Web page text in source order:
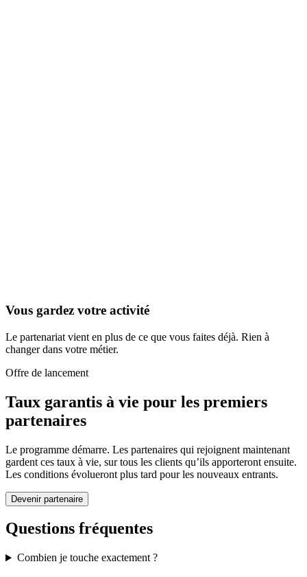
Vous gardez votre activité
Le partenariat vient en plus de ce que vous faites déjà. Rien à
changer dans votre métier.
Offre de lancement
Taux garantis à vie pour les premiers
partenaires
Le programme démarre. Les partenaires qui rejoignent maintenant
gardent ces taux à vie, sur tous les clients qu’ils apporteront ensuite.
Les conditions évolueront plus tard pour les nouveaux entrants.
Devenir partenaire
Questions fréquentes
Combien je touche exactement ?